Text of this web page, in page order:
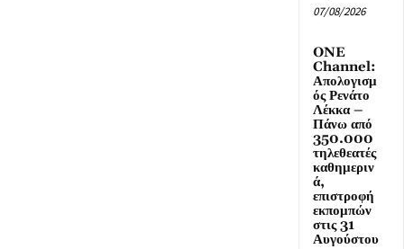
07/08/2026
ONE
Channel:
Απολογισμ
ός Ρενάτο
Λέκκα –
Πάνω από
350.000
τηλεθεατές
καθημεριν
ά,
επιστροφή
εκπομπών
στις 31
Αυγούστου